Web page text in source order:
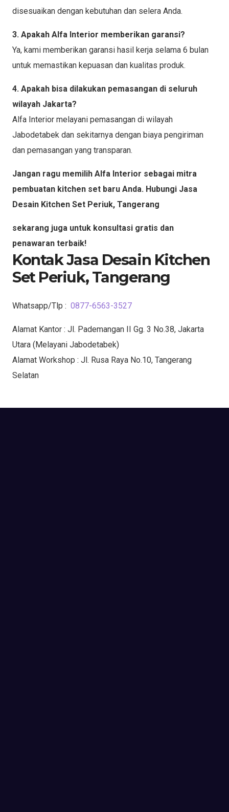
disesuaikan dengan kebutuhan dan selera Anda.
3. Apakah Alfa Interior memberikan garansi?
Ya, kami memberikan garansi hasil kerja selama 6 bulan
untuk memastikan kepuasan dan kualitas produk.
4. Apakah bisa dilakukan pemasangan di seluruh
wilayah Jakarta?
Alfa Interior melayani pemasangan di wilayah
Jabodetabek dan sekitarnya dengan biaya pengiriman
dan pemasangan yang transparan.
Jangan ragu memilih Alfa Interior sebagai mitra
pembuatan kitchen set baru Anda. Hubungi Jasa
Desain Kitchen Set Periuk, Tangerang
sekarang juga untuk konsultasi gratis dan
penawaran terbaik!
Kontak Jasa Desain Kitchen
Set Periuk, Tangerang
Whatsapp/Tlp : 0877-6563-3527
Alamat Kantor : Jl. Pademangan II Gg. 3 No.38, Jakarta
Utara (Melayani Jabodetabek)
Alamat Workshop : Jl. Rusa Raya No.10, Tangerang
Selatan